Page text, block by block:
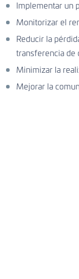
Implementar un
Monitorizar el
Reducir la
transferencia de
Minimizar la
Mejorar la